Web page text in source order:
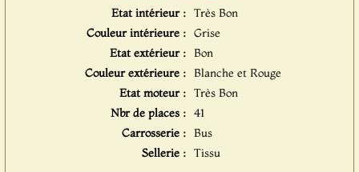
Etat intérieur : Très Bon
Couleur intérieure : Grise
Etat extérieur : Bon
Couleur extérieure : Blanche et Rouge
Etat moteur : Très Bon
Nbr de places : 41
Carrosserie : Bus
Sellerie : Tissu